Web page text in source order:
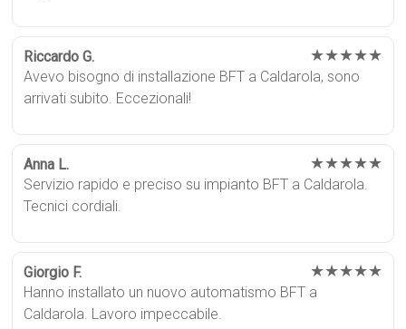
Riccardo G. ★★★★★
Avevo bisogno di installazione BFT a Caldarola, sono
arrivati subito. Eccezionali!
Anna L. ★★★★★
Servizio rapido e preciso su impianto BFT a Caldarola.
Tecnici cordiali.
Giorgio F. ★★★★★
Hanno installato un nuovo automatismo BFT a
Caldarola. Lavoro impeccabile.